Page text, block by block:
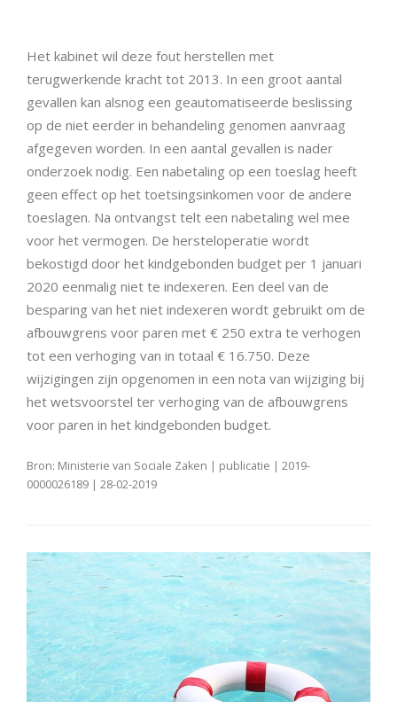
Het kabinet wil deze fout herstellen met
terugwerkende kracht tot 2013. In een groot aantal
gevallen kan alsnog een geautomatiseerde beslissing
op de niet eerder in behandeling genomen aanvraag
afgegeven worden. In een aantal gevallen is nader
onderzoek nodig. Een nabetaling op een toeslag heeft
geen effect op het toetsingsinkomen voor de andere
toeslagen. Na ontvangst telt een nabetaling wel mee
voor het vermogen. De hersteloperatie wordt
bekostigd door het kindgebonden budget per 1 januari
2020 eenmalig niet te indexeren. Een deel van de
besparing van het niet indexeren wordt gebruikt om de
afbouwgrens voor paren met € 250 extra te verhogen
tot een verhoging van in totaal € 16.750. Deze
wijzigingen zijn opgenomen in een nota van wijziging bij
het wetsvoorstel ter verhoging van de afbouwgrens
voor paren in het kindgebonden budget.
Bron: Ministerie van Sociale Zaken | publicatie | 2019-
0000026189 | 28-02-2019